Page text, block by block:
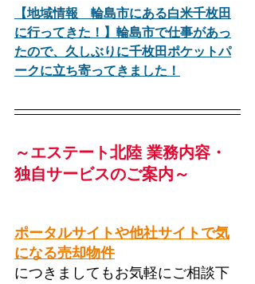
【地域情報　輪島市にある白米千枚田
に行ってきた！】輪島市で仕事があっ
たので、久しぶりに千枚田ポケットパ
ークに立ち寄ってきました！
～エステート北陸 業務内容・
独自サービスのご案内～
ポータルサイトや他社サイトで気
になる売却物件
につきましてもお気軽にご相談下